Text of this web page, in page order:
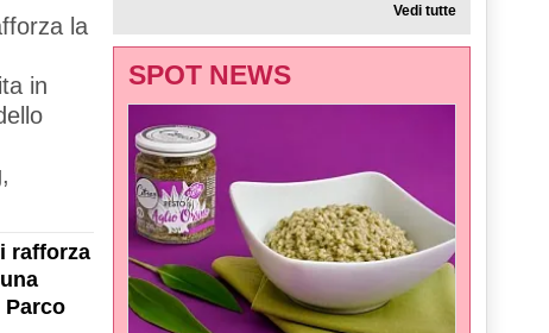
la
in
rafforza
Vedi tutte
SPOT NEWS